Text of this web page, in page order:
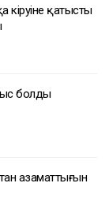
кіруіне қатысты
болды
азаматтығын